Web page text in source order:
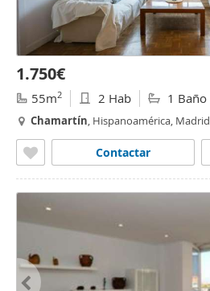
1.750€
55m2 2 Hab 1 Baño
Chamartín, Hispanoamérica, Madrid
Contactar